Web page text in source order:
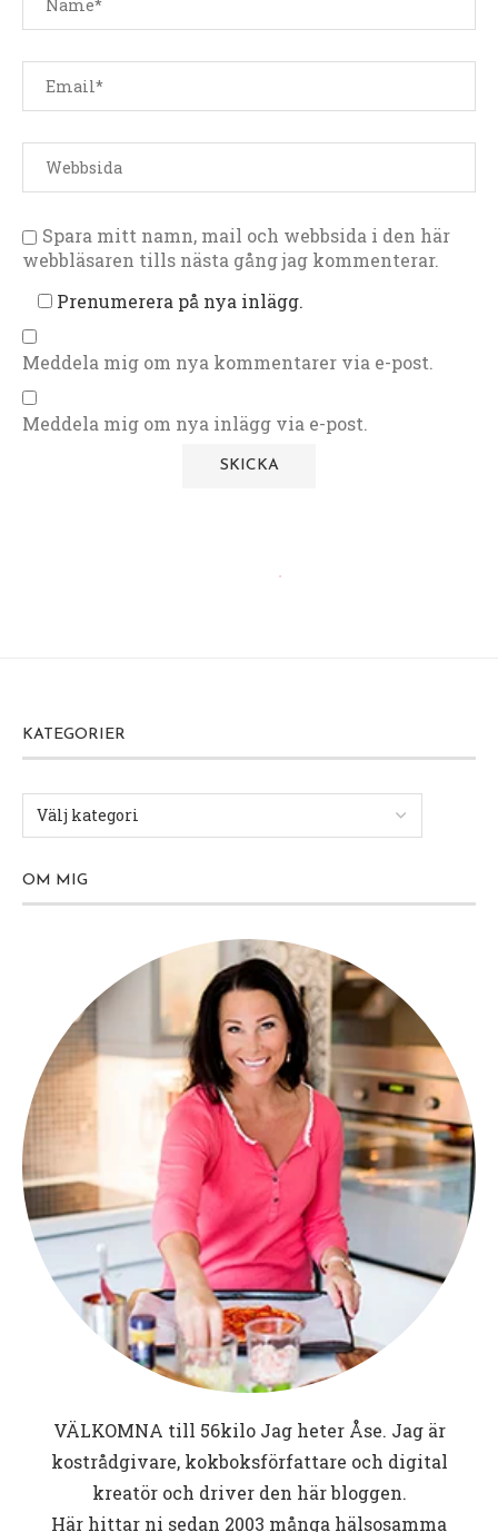
Spara mitt namn, mail och webbsida i den här
webbläsaren tills nästa gång jag kommenterar.
Prenumerera på nya inlägg.
Meddela mig om nya kommentarer via e-post.
Meddela mig om nya inlägg via e-post.
KATEGORIER
OM MIG
VÄLKOMNA till 56kiloJag heter Åse. Jag är
kostrådgivare, kokboksförfattare och digital
kreatör och driver den här bloggen.
Här hittar ni sedan 2003 många hälsosamma